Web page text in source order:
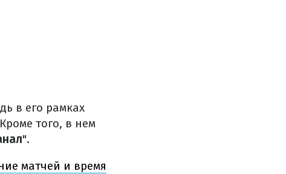
в его рамках
того, в нем
".
матчей и время